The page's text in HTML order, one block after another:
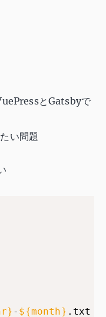
とGatsbyで
い問題
- ${month} .txt